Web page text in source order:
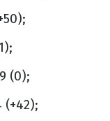
(0);
(+42);